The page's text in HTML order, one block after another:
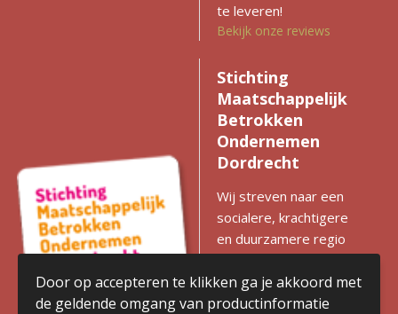
te leveren!
Bekijk onze reviews
Stichting
Maatschappelijk
Betrokken
Ondernemen
Dordrecht
Wij streven naar een
socialere, krachtigere
en duurzamere regio
met gelijke kansen voor
iedereen. Zien we
kansen voor
Door op accepteren te klikken ga je akkoord met
de geldende omgang van productinformatie